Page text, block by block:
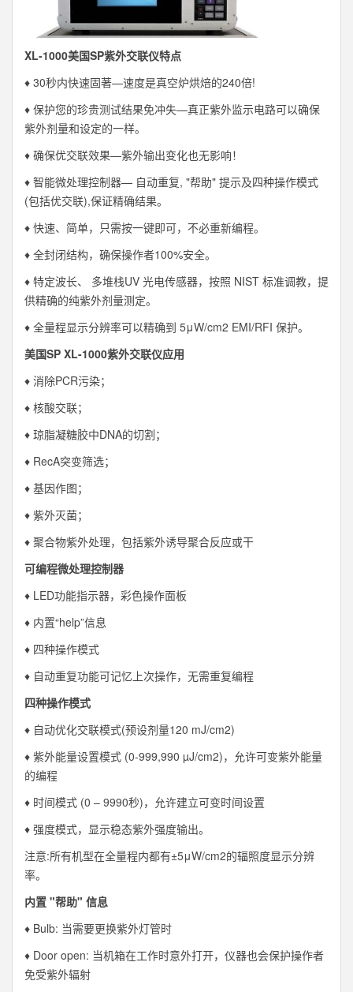
XL-1000美国SP紫外交联仪特点
♦ 30秒内快速固著—速度是真空炉烘焙的240倍!
♦ 保护您的珍贵测试结果免冲失—真正紫外监示电路可以确保
紫外剂量和设定的一样。
♦ 确保优交联效果—紫外输出变化也无影响！
♦ 智能微处理控制器— 自动重复, "帮助" 提示及四种操作模式
(包括优交联),保证精确结果。
♦ 快速、简单，只需按一键即可，不必重新编程。
♦ 全封闭结构，确保操作者100%安全。
♦ 特定波长、 多堆栈UV 光电传感器，按照 NIST 标准调教，提
供精确的纯紫外剂量测定。
♦ 全量程显示分辨率可以精确到 5μW/cm2 EMI/RFI 保护。
美国SP XL-1000紫外交联仪应用
♦ 消除PCR污染；
♦ 核酸交联；
♦ 琼脂凝糖胶中DNA的切割；
♦ RecA突变筛选；
♦ 基因作图；
♦ 紫外灭菌；
♦ 聚合物紫外处理，包括紫外诱导聚合反应或干
可编程微处理控制器
♦ LED功能指示器，彩色操作面板
♦ 内置“help”信息
♦ 四种操作模式
♦ 自动重复功能可记忆上次操作，无需重复编程
四种操作模式
♦ 自动优化交联模式(预设剂量120 mJ/cm2)
♦ 紫外能量设置模式 (0-999,990 µJ/cm2)，允许可变紫外能量
的编程
♦ 时间模式 (0 – 9990秒)，允许建立可变时间设置
♦ 强度模式，显示稳态紫外强度输出。
注意:所有机型在全量程内都有±5μW/cm2的辐照度显示分辨
率。
内置 "帮助" 信息
♦ Bulb: 当需要更换紫外灯管时
♦ Door open: 当机箱在工作时意外打开，仪器也会保护操作者
免受紫外辐射